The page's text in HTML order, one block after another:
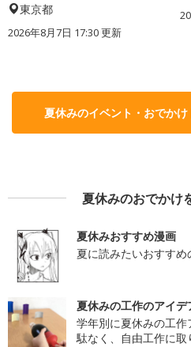
東京都
2026年8月7日 17:30更新
夏休みのイベント・おでか
夏休みのおでかけ
夏休みおすすめ漫画
夏に読みたいおすすめ
夏休みの工作のアイデ
学年別に夏休みの工
駄なく、自由工作に取